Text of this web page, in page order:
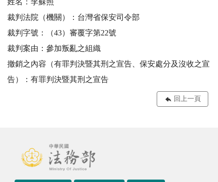
姓名：李蘇照
裁判法院（機關）：台灣省保安司令部
裁判字號：（43）審覆字第22號
裁判案由：參加叛亂之組織
撤銷之內容（有罪判決暨其刑之宣告、保安處分及沒收之宣
告）：有罪判決暨其刑之宣告
回上一頁